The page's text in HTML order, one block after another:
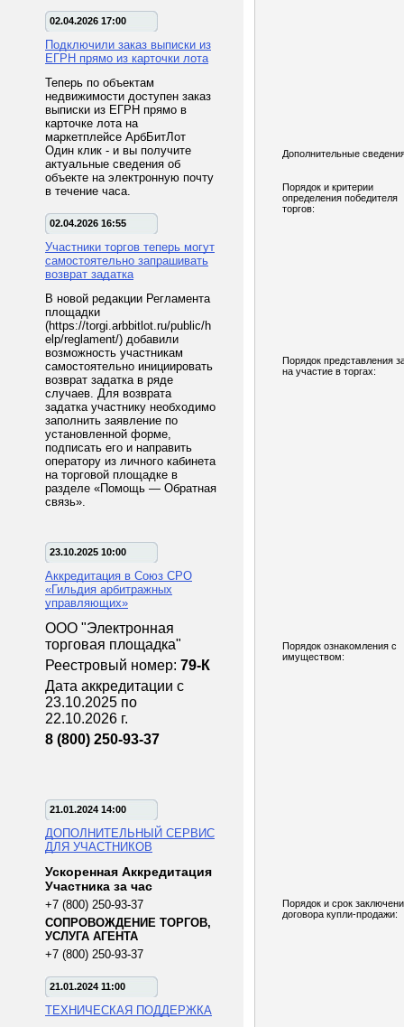
02.04.2026 17:00
Подключили заказ выписки из
ЕГРН прямо из карточки лота
Теперь по объектам
недвижимости доступен заказ
выписки из ЕГРН прямо в
карточке лота на
маркетплейсе АрбБитЛот
Один клик - и вы получите
актуальные сведения об
объекте на электронную почту
в течение часа.
02.04.2026 16:55
Участники торгов теперь могут
самостоятельно запрашивать
возврат задатка
В новой редакции Регламента
площадки
(https://torgi.arbbitlot.ru/public/h
elp/reglament/) добавили
возможность участникам
самостоятельно инициировать
возврат задатка в ряде
случаев. Для возврата
задатка участнику необходимо
заполнить заявление по
установленной форме,
подписать его и направить
оператору из личного кабинета
на торговой площадке в
разделе «Помощь — Обратная
связь».
23.10.2025 10:00
Аккредитация в Союз СРО
«Гильдия арбитражных
управляющих»
ООО "Электронная
торговая площадка"
Реестровый номер: 79-К
Дата аккредитации с
23.10.2025 по
22.10.2026 г.
8 (800) 250-93-37
21.01.2024 14:00
ДОПОЛНИТЕЛЬНЫЙ СЕРВИС
ДЛЯ УЧАСТНИКОВ
Ускоренная Аккредитация
Участника за час
+7 (800) 250-93-37
СОПРОВОЖДЕНИЕ ТОРГОВ,
УСЛУГА АГЕНТА
+7 (800) 250-93-37
21.01.2024 11:00
ТЕХНИЧЕСКАЯ ПОДДЕРЖКА
Дополнительные
Порядок и критерии
определения победителя
торгов:
Порядок представления
на участие в торгах:
Порядок ознакомления с
имуществом:
Порядок и срок
договора купли-продажи: